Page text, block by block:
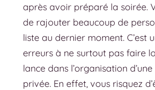
après avoir préparé la soirée.
de rajouter beaucoup de
liste au dernier moment. C’est
erreurs à ne surtout pas faire
lance dans l’organisation
privée. En effet, vous risquez